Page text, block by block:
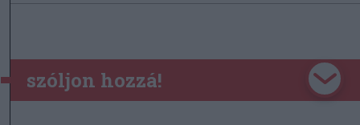
szóljon hozzá!